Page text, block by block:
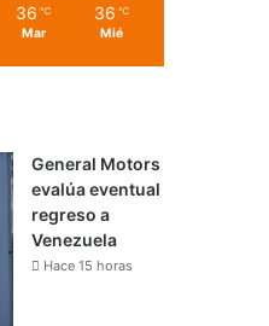
36 ℃
Mar
36 ℃
Mié
General Motors
evalúa eventual
regreso a
Venezuela
Hace 15 horas